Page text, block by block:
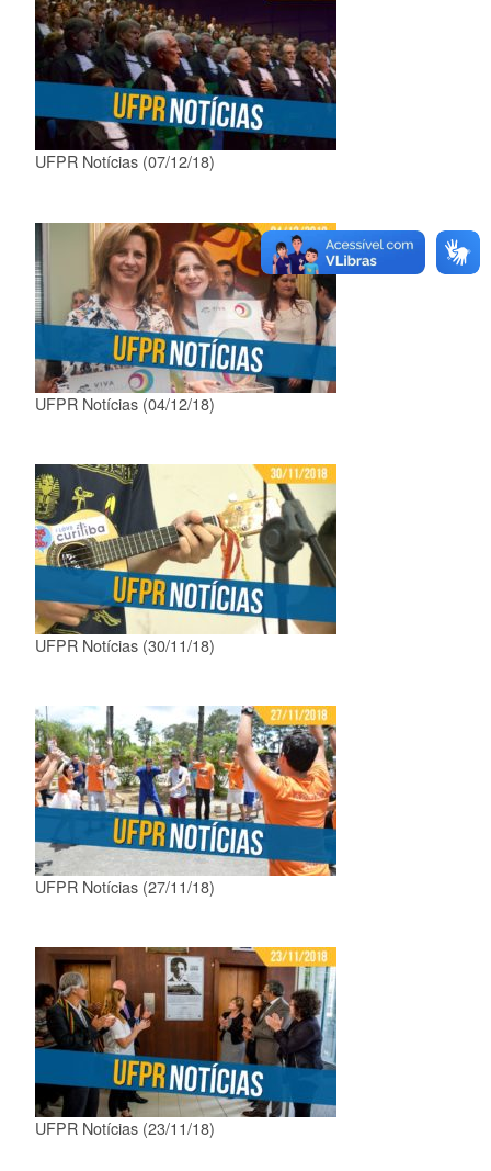
UFPR Notícias (07/12/18)
UFPR Notícias (04/12/18)
UFPR Notícias (30/11/18)
UFPR Notícias (27/11/18)
UFPR Notícias (23/11/18)